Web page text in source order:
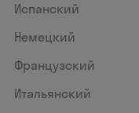
Испанский
Немецкий
Французский
Итальянский